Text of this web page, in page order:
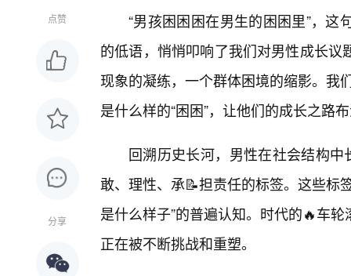
点赞
分享
“男孩困困困在男生的困困里”，
的低语，悄悄叩响了我们对男性成长
现象的凝练，一个群体困境的缩影。我
是什么样的“困困”，让他们的成长之路
回溯历史长河，男性在社会结构中
敢、理性、承📝担责任的标签。这些标
是什么样子”的普遍认知。时代的🔥车
正在被不断挑战和重塑。